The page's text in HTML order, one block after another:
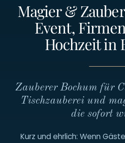
Magier &
Event,
Hochzeit in
Zauberer Bochum für
Tischzauberei und
die sofort
Kurz und ehrlich: Wenn
Impressum
Datenschutz
mail@sebastiansener.de
22894633